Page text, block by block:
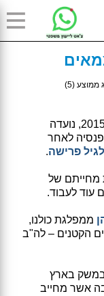
ממוצע (5
)
הצעת חוק פנסיה חובה לעצמאים, תשע"ה-2015, נועדה
לאחר
פרישה.
מחייתם של
עוד לעבוד.
ממפלגת כולנו,
הקטנים – לה"ב
בארץ
צו הרחבה אשר מחייב